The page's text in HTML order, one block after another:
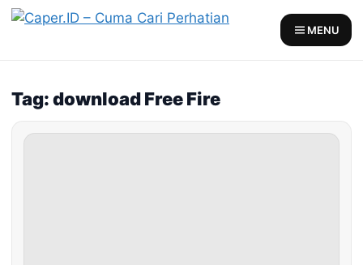
Skip
MENU
Tag: download Free Fire